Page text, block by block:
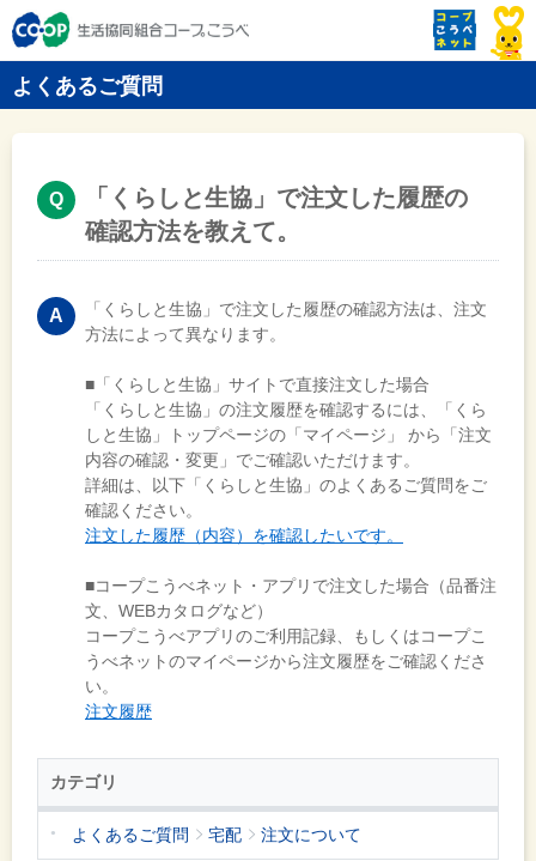
よくあるご質問
「くらしと生協」で注文した履歴の
確認方法を教えて。
「くらしと生協」で注文した履歴の確認方法は、注文
方法によって異なります。
■「くらしと生協」サイトで直接注文した場合
「くらしと生協」の注文履歴を確認するには、「くら
しと生協」トップページの「マイページ」 から「注文
内容の確認・変更」でご確認いただけます。
詳細は、以下「くらしと生協」のよくあるご質問をご
確認ください。
注文した履歴（内容）を確認したいです。
■コープこうべネット・アプリで注文した場合（品番注
文、WEBカタログなど）
コープこうべアプリのご利用記録、もしくはコープこ
うべネットのマイページから注文履歴をご確認くださ
い。
注文履歴
カテゴリ
よくあるご質問 宅配 注文について